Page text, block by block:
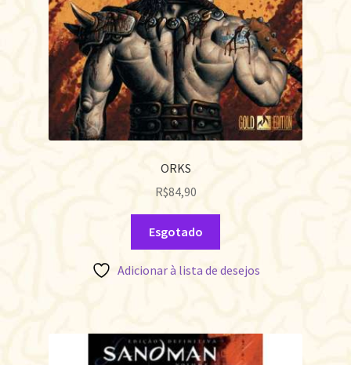
ORKS
R$84,90
Esgotado
Adicionar à lista de desejos